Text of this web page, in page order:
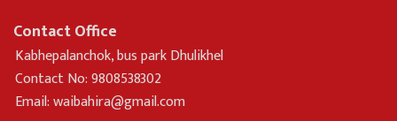
Contact Office
Kabhepalanchok, bus park Dhulikhel
Contact No: 9808538302
Email:waibahira@gmail.com